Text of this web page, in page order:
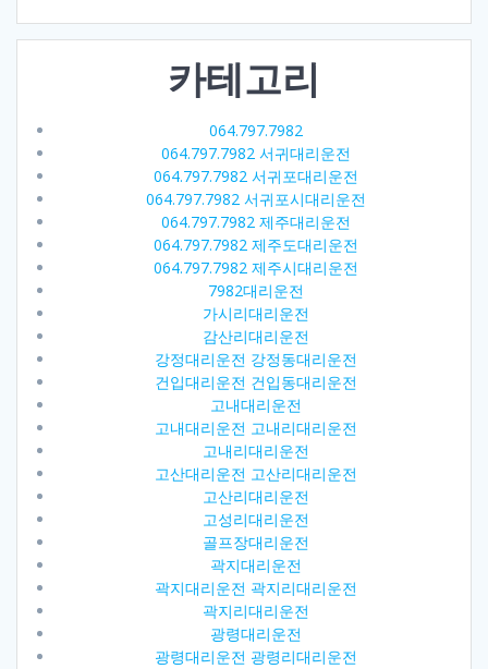
카테고리
064.797.7982
064.797.7982 서귀대리운전
064.797.7982 서귀포대리운전
064.797.7982 서귀포시대리운전
064.797.7982 제주대리운전
064.797.7982 제주도대리운전
064.797.7982 제주시대리운전
7982대리운전
가시리대리운전
감산리대리운전
강정대리운전 강정동대리운전
건입대리운전 건입동대리운전
고내대리운전
고내대리운전 고내리대리운전
고내리대리운전
고산대리운전 고산리대리운전
고산리대리운전
고성리대리운전
골프장대리운전
곽지대리운전
곽지대리운전 곽지리대리운전
곽지리대리운전
광령대리운전
광령대리운전 광령리대리운전